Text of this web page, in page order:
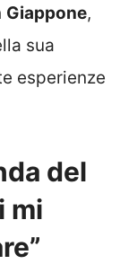
Giappone,
sua
esperienze
del
mi